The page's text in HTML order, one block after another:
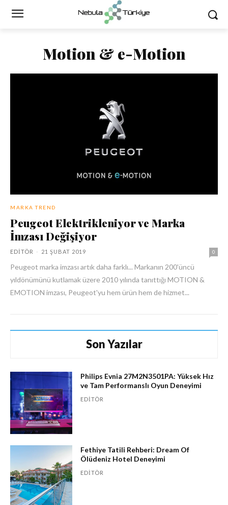
Motion & e-Motion
MARKA TREND
Peugeot Elektrikleniyor ve Marka
İmzası Değişiyor
EDITÖR - 21 ŞUBAT 2019 0
Peugeot marka imzası artık daha farklı... Markanın 200'üncü
yıldönümünü kutlamak üzere 2010 yılında tanıttığı MOTION &
EMOTION imzası, Peugeot'yu hem ürün hem de hizmet...
Son Yazılar
Philips Evnia 27M2N3501PA: Yüksek Hız
ve Tam Performanslı Oyun Deneyimi
EDITÖR
Fethiye Tatili Rehberi: Dream Of
Ölüdeniz Hotel Deneyimi
EDITÖR